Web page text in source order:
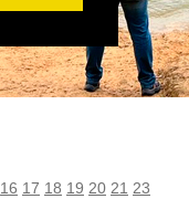
16 17 18 19 20 21 23